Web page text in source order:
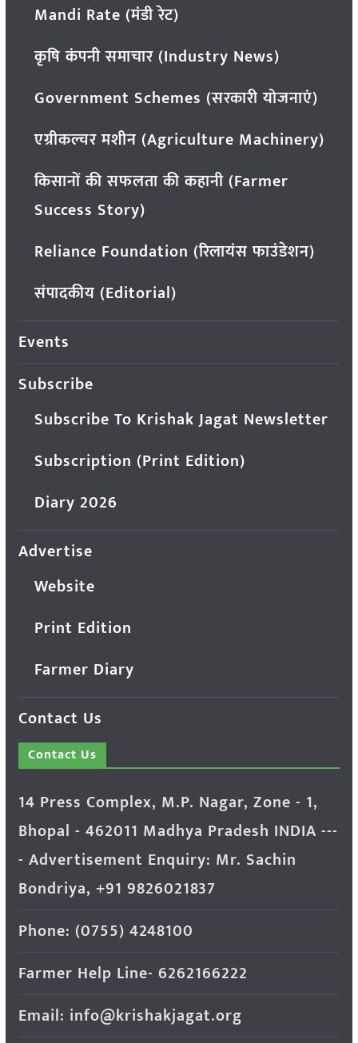
Mandi Rate (मंडी रेट)
कृषि कंपनी समाचार (Industry News)
Government Schemes (सरकारी योजनाएं)
एग्रीकल्चर मशीन (Agriculture Machinery)
किसानों की सफलता की कहानी (Farmer
Success Story)
Reliance Foundation (रिलायंस फाउंडेशन)
संपादकीय (Editorial)
Events
Subscribe
Subscribe To Krishak Jagat Newsletter
Subscription (Print Edition)
Diary 2026
Advertise
Website
Print Edition
Farmer Diary
Contact Us
Contact Us
14 Press Complex, M.P. Nagar, Zone - 1,
Bhopal - 462011 Madhya Pradesh INDIA ---
- Advertisement Enquiry: Mr. Sachin
Bondriya, +91 9826021837
Phone: (0755) 4248100
Farmer Help Line- 6262166222
Email: info@krishakjagat.org